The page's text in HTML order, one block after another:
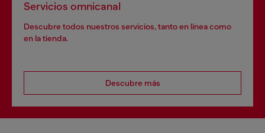
Servicios omnicanal
Descubre todos nuestros servicios, tanto en línea como
en la tienda.
Descubre más